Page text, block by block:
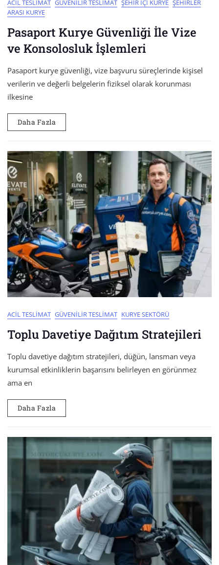
ACIL TESLIMAT GÜVENILIR TESLIMAT ŞEHIR İÇI KURYE ŞEHIRLER
ARASI KURYE
Pasaport Kurye Güvenliği İle Vize
ve Konsolosluk İşlemleri
Pasaport kurye güvenliği, vize başvuru süreçlerinde kişisel
verilerin ve değerli belgelerin fiziksel olarak korunması
ilkesine
Daha Fazla
ACIL TESLIMAT GÜVENILIR TESLIMAT KURYE SEKTÖRÜ
Toplu Davetiye Dağıtım Stratejileri
Toplu davetiye dağıtım stratejileri, düğün, lansman veya
kurumsal etkinliklerin başarısını belirleyen en görünmez
ama en
Daha Fazla